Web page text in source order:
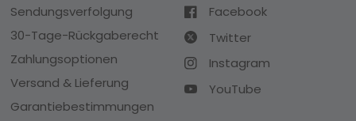
Sendungsverfolgung
30-Tage-Rückgaberecht
Zahlungsoptionen
Versand & Lieferung
Garantiebestimmungen
Facebook
Twitter
Instagram
YouTube